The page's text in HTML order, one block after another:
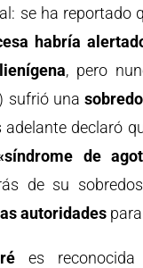
se ha reportado
habría
, pero
sufrió una
adelante declaró
de
de su
autoridades
es